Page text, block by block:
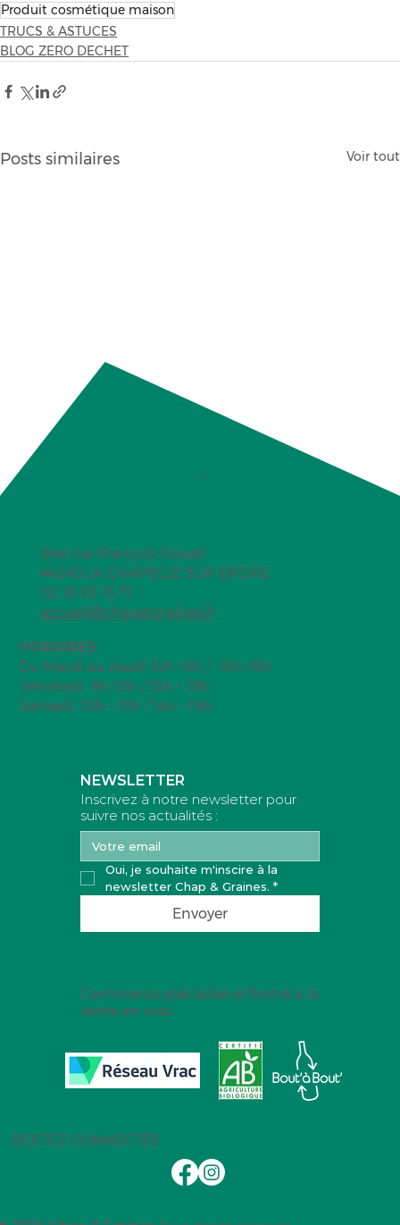
Produit cosmétique maison
TRUCS & ASTUCES
BLOG ZERO DECHET
Posts similaires Voir tout
Mini snickers glacés
5ter rue François Clouet
44240 LA CHAPELLE SUR ERDRE
02 18 03 15 71
accueil@chapetgraines.fr
HORAIRES
Du Mardi au Jeudi 10h-13h / 15h-19h
Vendredi 9h-13h / 15h – 19h
Samedi 10h – 13h / 14h – 19h
NEWSLETTER
Inscrivez à notre newsletter pour
suivre nos actualités :
Oui, je souhaite m'inscire à la
newsletter Chap & Graines. *
Envoyer
RESTEZ CONNECTÉS
Commerce spécialisé et formé à la
vente en vrac.